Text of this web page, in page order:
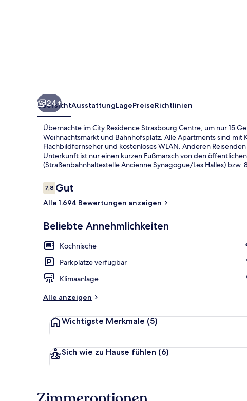
24+
ÜbersichtAusstattungLagePreiseRichtlinien
Übernachte im City Residence Strasbourg Centre, um nur 15
Weihnachtsmarkt und Bahnhofsplatz. Alle Apartments sind
Flachbildfernseher und kostenloses WLAN. Anderen
Unterkunft ist nur einen kurzen Fußmarsch von den
(Straßenbahnhaltestelle Ancienne Synagogue/Les Halles)
Bewertungen
7,87,8 von 10.
Gut
Alle 1.694 Bewertungen anzeigen
Beliebte Annehmlichkeiten
Kochnische
Parkplätze verfügbar
Klimaanlage
Alle anzeigen
Wichtigste Merkmale (5)
Sich wie zu Hause fühlen (6)